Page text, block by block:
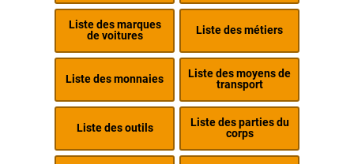
Liste des marques
de voitures
Liste des métiers
Liste des monnaies
Liste des moyens de
transport
Liste des outils
Liste des parties du
corps